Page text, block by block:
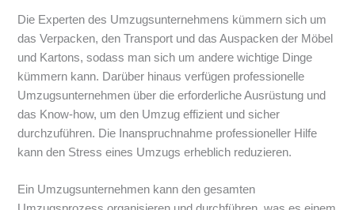
Die Experten des Umzugsunternehmens kümmern sich um
das Verpacken, den Transport und das Auspacken der Möbel
und Kartons, sodass man sich um andere wichtige Dinge
kümmern kann. Darüber hinaus verfügen professionelle
Umzugsunternehmen über die erforderliche Ausrüstung und
das Know-how, um den Umzug effizient und sicher
durchzuführen. Die Inanspruchnahme professioneller Hilfe
kann den Stress eines Umzugs erheblich reduzieren.
Ein Umzugsunternehmen kann den gesamten